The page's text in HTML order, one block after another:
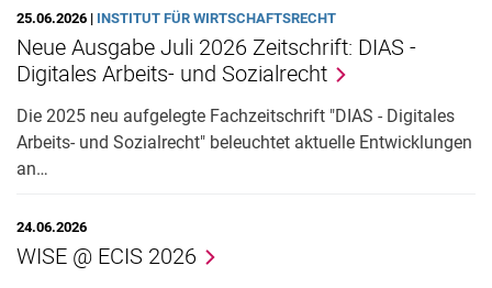
25.06.2026 | INSTITUT FÜR WIRTSCHAFTSRECHT
Neue Ausgabe Juli 2026 Zeitschrift: DIAS -
Digitales Arbeits- und Sozialrecht
Die 2025 neu aufgelegte Fachzeitschrift "DIAS - Digitales
Arbeits- und Sozialrecht" beleuchtet aktuelle Entwicklungen
an…
24.06.2026
WISE @ ECIS 2026